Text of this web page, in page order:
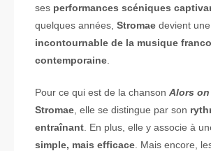
ses performances scéniques
quelques années, Stromae devient une
incontournable de la musique
contemporaine
Pour ce qui est de la chanson Alors
Stromae , elle se distingue par son
entraînant . En plus, elle y associe à
simple, mais efficace . Mais encore,